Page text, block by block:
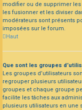
modifier ou de supprimer
les fusionner et les diviser
modérateurs sont présents
imposées sur le forum.
Haut
Que sont les groupes
Les groupes d’utilisateurs
regrouper plusieurs
groupes et chaque groupe
facilite les tâches aux
plusieurs utilisateurs en une